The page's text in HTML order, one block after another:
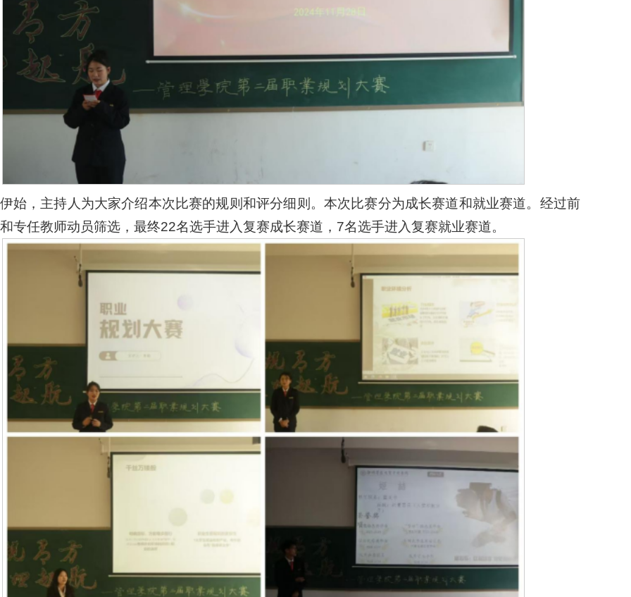
始，主持人为大家介绍本次比赛的规则和评分细则。本次比赛分为成长赛道和就业赛道。经过前
专任教师动员筛选，最终22名选手进入复赛成长赛道，7名选手进入复赛就业赛道。